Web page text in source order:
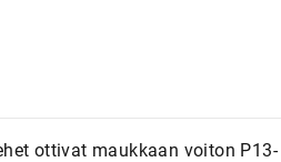
ottivat maukkaan voiton P13-